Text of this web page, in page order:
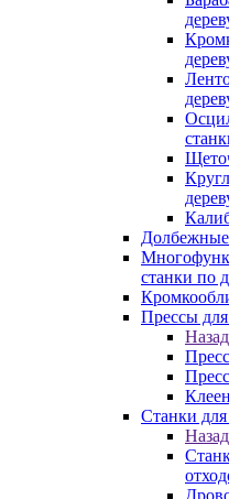
Долбежные
станки по
Прессы
Назад
Станки для
Назад